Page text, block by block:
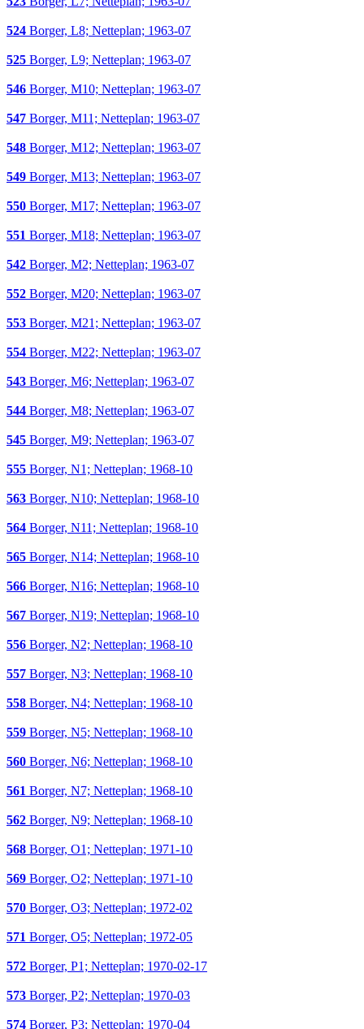
524 Borger, L8; Netteplan; 1963-07
525 Borger, L9; Netteplan; 1963-07
546 Borger, M10; Netteplan; 1963-07
547 Borger, M11; Netteplan; 1963-07
548 Borger, M12; Netteplan; 1963-07
549 Borger, M13; Netteplan; 1963-07
550 Borger, M17; Netteplan; 1963-07
551 Borger, M18; Netteplan; 1963-07
542 Borger, M2; Netteplan; 1963-07
552 Borger, M20; Netteplan; 1963-07
553 Borger, M21; Netteplan; 1963-07
554 Borger, M22; Netteplan; 1963-07
543 Borger, M6; Netteplan; 1963-07
544 Borger, M8; Netteplan; 1963-07
545 Borger, M9; Netteplan; 1963-07
555 Borger, N1; Netteplan; 1968-10
563 Borger, N10; Netteplan; 1968-10
564 Borger, N11; Netteplan; 1968-10
565 Borger, N14; Netteplan; 1968-10
566 Borger, N16; Netteplan; 1968-10
567 Borger, N19; Netteplan; 1968-10
556 Borger, N2; Netteplan; 1968-10
557 Borger, N3; Netteplan; 1968-10
558 Borger, N4; Netteplan; 1968-10
559 Borger, N5; Netteplan; 1968-10
560 Borger, N6; Netteplan; 1968-10
561 Borger, N7; Netteplan; 1968-10
562 Borger, N9; Netteplan; 1968-10
568 Borger, O1; Netteplan; 1971-10
569 Borger, O2; Netteplan; 1971-10
570 Borger, O3; Netteplan; 1972-02
571 Borger, O5; Netteplan; 1972-05
572 Borger, P1; Netteplan; 1970-02-17
573 Borger, P2; Netteplan; 1970-03
574 Borger, P3; Netteplan; 1970-04